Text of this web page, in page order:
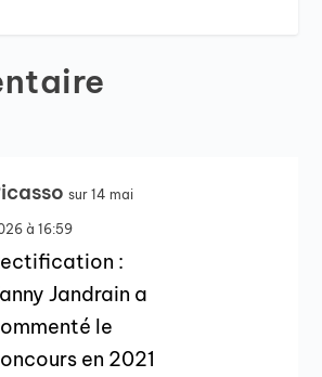
sur 14 mai
à 16:59
:
Jandrain a
le
en 2021